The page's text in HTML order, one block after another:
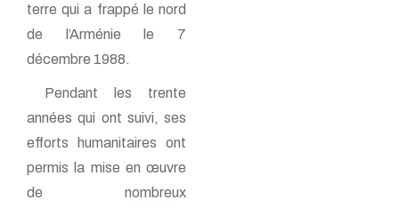
terre qui a frappé le nord
de l’Arménie le 7
décembre 1988.
Pendant les trente
années qui ont suivi, ses
efforts humanitaires ont
permis la mise en œuvre
de nombreux